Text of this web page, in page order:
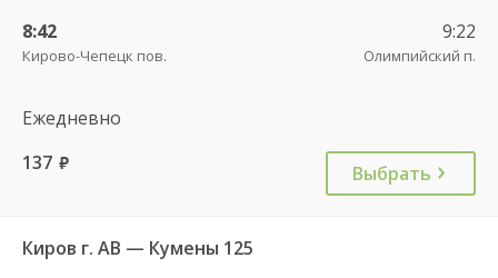
8:42
Кирово-Чепецк пов.
9:22
Олимпийский п.
Ежедневно
137 руб. Выбрать
Киров г. АВ — Кумены 125